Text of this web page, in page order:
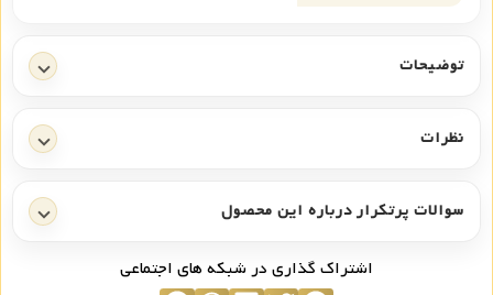
توضیحات
نظرات
سوالات پرتکرار درباره این محصول
اشتراک گذاری در شبکه های اجتماعی